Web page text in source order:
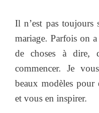
Il n’est pas toujours
mariage. Parfois on
de choses à dire,
commencer. Je
beaux modèles pour
et vous en inspirer.